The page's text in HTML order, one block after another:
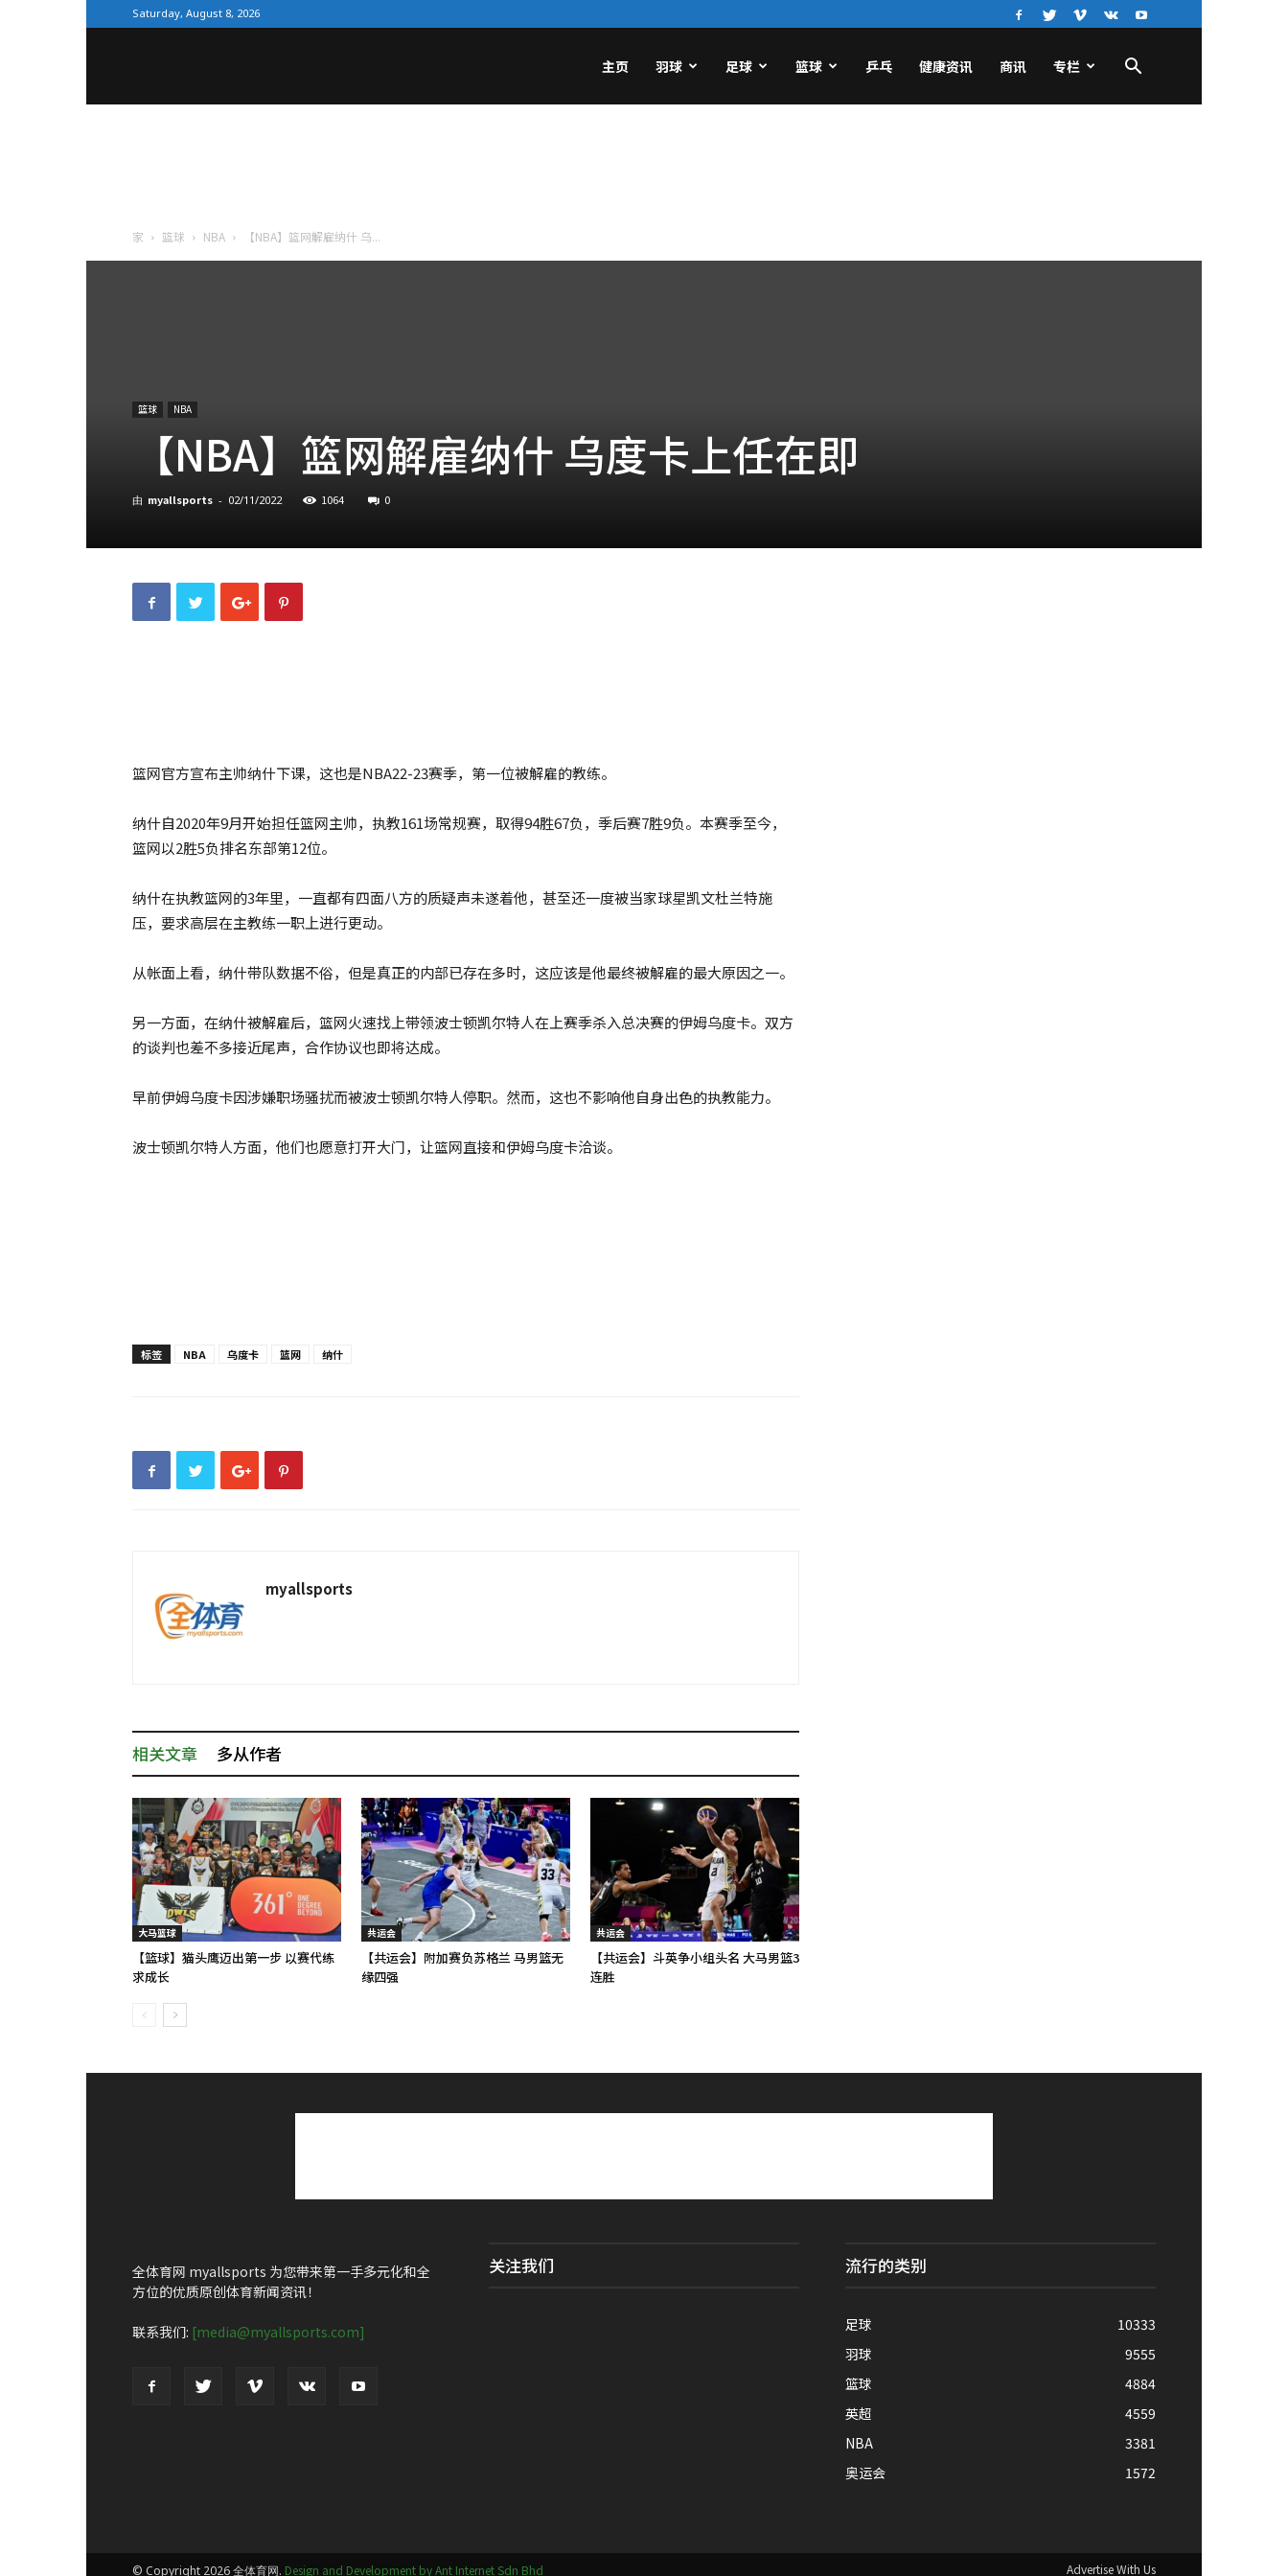
Saturday, August 8, 2026
主页 羽球 足球 篮球 乒乓 健康资讯 商讯 专栏
家 篮球 NBA 【NBA】篮网解雇纳什 乌...
篮球 NBA
【NBA】篮网解雇纳什 乌度卡上任在即
由 myallsports - 02/11/2022 1064 0
篮网官方宣布主帅纳什下课，这也是NBA22-23赛季，第一位被解雇的教练。
纳什自2020年9月开始担任篮网主帅，执教161场常规赛，取得94胜67负，季后赛7胜9负。本赛季至今，
篮网以2胜5负排名东部第12位。
纳什在执教篮网的3年里，一直都有四面八方的质疑声未遂着他，甚至还一度被当家球星凯文杜兰特施
压，要求高层在主教练一职上进行更动。
从帐面上看，纳什带队数据不俗，但是真正的内部已存在多时，这应该是他最终被解雇的最大原因之一。
另一方面，在纳什被解雇后，篮网火速找上带领波士顿凯尔特人在上赛季杀入总决赛的伊姆乌度卡。双方
的谈判也差不多接近尾声，合作协议也即将达成。
早前伊姆乌度卡因涉嫌职场骚扰而被波士顿凯尔特人停职。然而，这也不影响他自身出色的执教能力。
波士顿凯尔特人方面，他们也愿意打开大门，让篮网直接和伊姆乌度卡洽谈。
标签 NBA 乌度卡 篮网 纳什
myallsports
相关文章 多从作者
大马篮球
【篮球】猫头鹰迈出第一步 以赛代练
求成长
共运会
【共运会】附加赛负苏格兰 马男篮无
缘四强
共运会
【共运会】斗英争小组头名 大马男篮3
连胜
全体育网 myallsports 为您带来第一手多元化和全
方位的优质原创体育新闻资讯！
联系我们: [media@myallsports.com]
关注我们 流行的类别
足球
10333
羽球
9555
篮球
4884
英超
4559
NBA
3381
奥运会
1572
Advertise With Us
© Copyright 2026 全体育网. Design and Development by Ant Internet Sdn Bhd